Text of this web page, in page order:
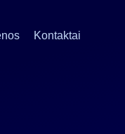
Kontaktai